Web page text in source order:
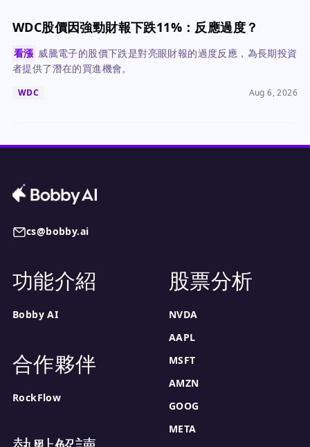
WDC股價因強勁財報下跌11%：反應過度？
看漲 威騰電子的股價下跌是對亮眼財報的過度反應，為長期投資
者提供了潛在的買進機會。
WDC Aug 6, 2026
cs@bobby.ai
功能介紹
Bobby AI
合作夥伴
RockFlow
股票分析
NVDA
AAPL
MSFT
AMZN
GOOG
META